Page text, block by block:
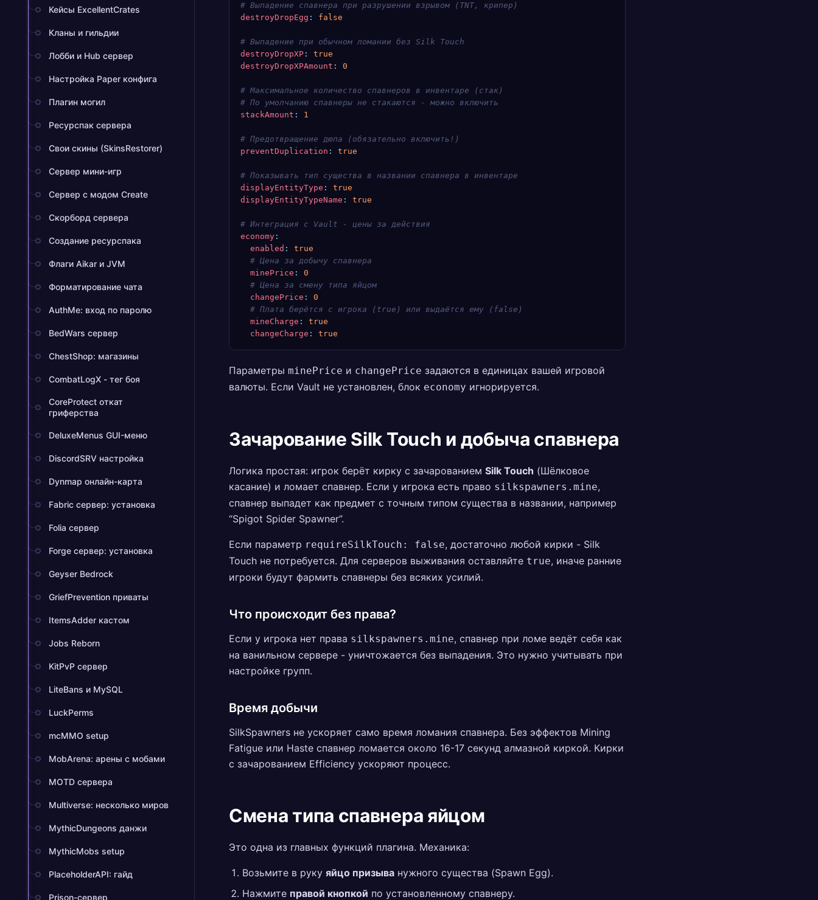
Кейсы ExcellentCrates
Кланы и гильдии
Лобби и Hub сервер
Настройка Paper конфига
Плагин могил
Ресурспак сервера
Свои скины (SkinsRestorer)
Сервер мини-игр
Сервер с модом Create
Скорборд сервера
Создание ресурспака
Флаги Aikar и JVM
Форматирование чата
AuthMe: вход по паролю
BedWars сервер
ChestShop: магазины
CombatLogX - тег боя
CoreProtect откат
гриферства
DeluxeMenus GUI-меню
DiscordSRV настройка
Dynmap онлайн-карта
Fabric сервер: установка
Folia сервер
Forge сервер: установка
Geyser Bedrock
GriefPrevention приваты
ItemsAdder кастом
Jobs Reborn
KitPvP сервер
LiteBans и MySQL
LuckPerms
mcMMO setup
MobArena: арены с мобами
MOTD сервера
Multiverse: несколько миров
MythicDungeons данжи
MythicMobs setup
PlaceholderAPI: гайд
Prison-сервер
# Выпадение спавнера при разрушении взрывом (TNT, крипер)
destroyDropEgg : false
# Выпадение при обычном ломании без Silk Touch
destroyDropXP :
true
destroyDropXPAmount : 0
# Максимальное количество спавнеров в инвентаре (стак)
# По умолчанию спавнеры не стакаются - можно включить
stackAmount : 1
# Предотвращение дюпа (обязательно включить!)
preventDuplication : true
# Показывать тип существа в названии спавнера в инвентаре
displayEntityType :
true
displayEntityTypeName : true
# Интеграция с Vault - цены за действия
economy :
  enabled
:
true
  # Цена за добычу спавнера
  minePrice
:
0
  # Цена за смену типа яйцом
  changePrice
:
0
  # Плата берётся с игрока (true) или выдаётся ему (false)
  mineCharge
:
true
  changeCharge
: true
Параметры minePrice и changePrice задаются в единицах вашей игровой
валюты. Если Vault не установлен, блок economy игнорируется.
Зачарование Silk Touch и добыча спавнера
Логика простая: игрок берёт кирку с зачарованием Silk Touch (Шёлковое
касание) и ломает спавнер. Если у игрока есть право silkspawners.mine,
спавнер выпадет как предмет с точным типом существа в названии, например
“Spigot Spider Spawner”.
Если параметр requireSilkTouch: false, достаточно любой кирки - Silk
Touch не потребуется. Для серверов выживания оставляйте true, иначе ранние
игроки будут фармить спавнеры без всяких усилий.
Что происходит без права?
Если у игрока нет права silkspawners.mine, спавнер при ломе ведёт себя как
на ванильном сервере - уничтожается без выпадения. Это нужно учитывать при
настройке групп.
Время добычи
SilkSpawners не ускоряет само время ломания спавнера. Без эффектов Mining
Fatigue или Haste спавнер ломается около 16-17 секунд алмазной киркой. Кирки
с зачарованием Efficiency ускоряют процесс.
Смена типа спавнера яйцом
Это одна из главных функций плагина. Механика:
Возьмите в руку яйцо призыва нужного существа (Spawn Egg).
Нажмите правой кнопкой по установленному спавнеру.